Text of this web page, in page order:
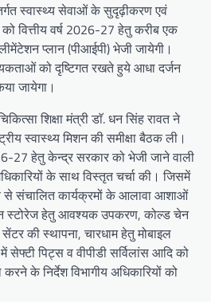
स्वास्थ्य सेवाओं के सुदृढ़ीकरण एवं
वित्तीय वर्ष 2026-27 हेतु करीब एक
प्लान (पीआईपी) भेजी जायेगी।
को दृष्टिगत रखते हुये आधा दर्जन
जायेगा।
शिक्षा मंत्री डाॅ. धन सिंह रावत ने
स्वास्थ्य मिशन की समीक्षा बैठक ली।
27 हेतु केन्द्र सरकार को भेजी जाने वाली
के साथ विस्तृत चर्चा की। जिसमें
से संचालित कार्यक्रमों के आलावा आशाओं
स्टोरेज हेतु आवश्यक उपकरण, कोल्ड चेन
की स्थापना, चारधाम हेतु मोबाइल
सेफ्टी पिट्स व वीपीडी सर्विलांस आदि को
के निर्देश विभागीय अधिकारियों को